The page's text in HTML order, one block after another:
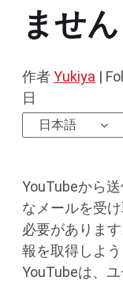
ません
作者Yukiya |
日
日本語
YouTubeから
なメールを受
必要がありま
報を取得しよ
YouTubeは、